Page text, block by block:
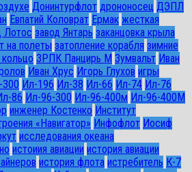
Донинтурфлот дрононосец ДЭПЛ
Евпатий Коловрат Ермак жесткая
Лотос завод Янтарь заканцовка крыла
на полеты затопление корабля зимние
ЗРПК Панцирь М Зумвальт Иван
Иван Хрус Игорь Глухов игры
300 Ил-196 Ил-38 Ил-66 Ил-74 Ил-76
86 Ил-96-300 Ил-96-400м Ил-96-400М
инженер Костенко Институт
«Навигатор» Инфофлот Иосиф
исследования океана
истоиия авиации история авиации
история флота истребитель К-7